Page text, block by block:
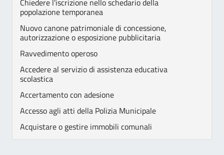
Chiedere l'iscrizione nello schedario della
popolazione temporanea
Nuovo canone patrimoniale di concessione,
autorizzazione o esposizione pubblicitaria
Ravvedimento operoso
Accedere al servizio di assistenza educativa
scolastica
Accertamento con adesione
Accesso agli atti della Polizia Municipale
Acquistare o gestire immobili comunali